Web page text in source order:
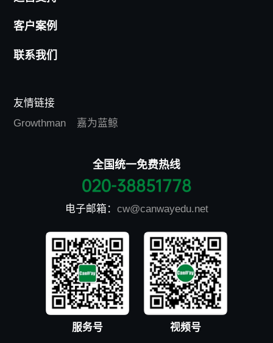
客户案例
联系我们
友情链接
Growthman
嘉为蓝鲸
全国统一免费热线
020-38851778
电子邮箱： cw@canwayedu.net
服务号 视频号